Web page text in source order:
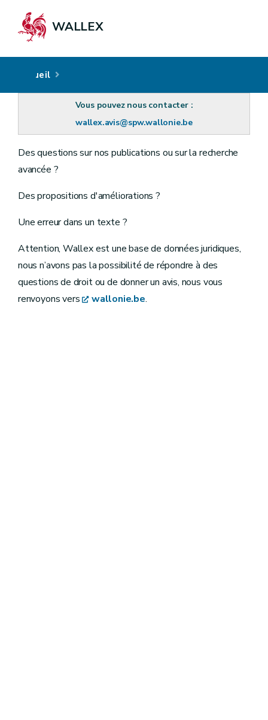
WALLEX
Accueil
Vous pouvez nous contacter :
wallex.avis@spw.wallonie.be
Des questions sur nos publications ou sur la recherche
avancée ?
Des propositions d'améliorations ?
Une erreur dans un texte ?
Attention, Wallex est une base de données juridiques,
nous n’avons pas la possibilité de répondre à des
questions de droit ou de donner un avis, nous vous
renvoyons vers
wallonie.be.